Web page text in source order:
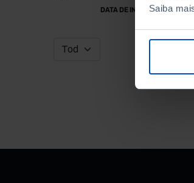
Saiba
DATA DE INÍCIO